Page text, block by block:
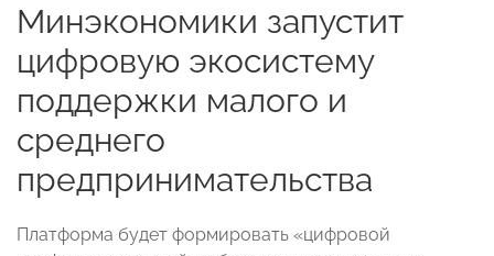
Минэкономики запустит
цифровую экосистему
поддержки малого и
среднего
предпринимательства
Платформа будет формировать «цифровой